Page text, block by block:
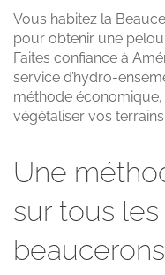
Vous habitez la
pour obtenir une
Faites confiance à
service d’hydro-
méthode
végétaliser vos
Une
sur tous
beaucerons